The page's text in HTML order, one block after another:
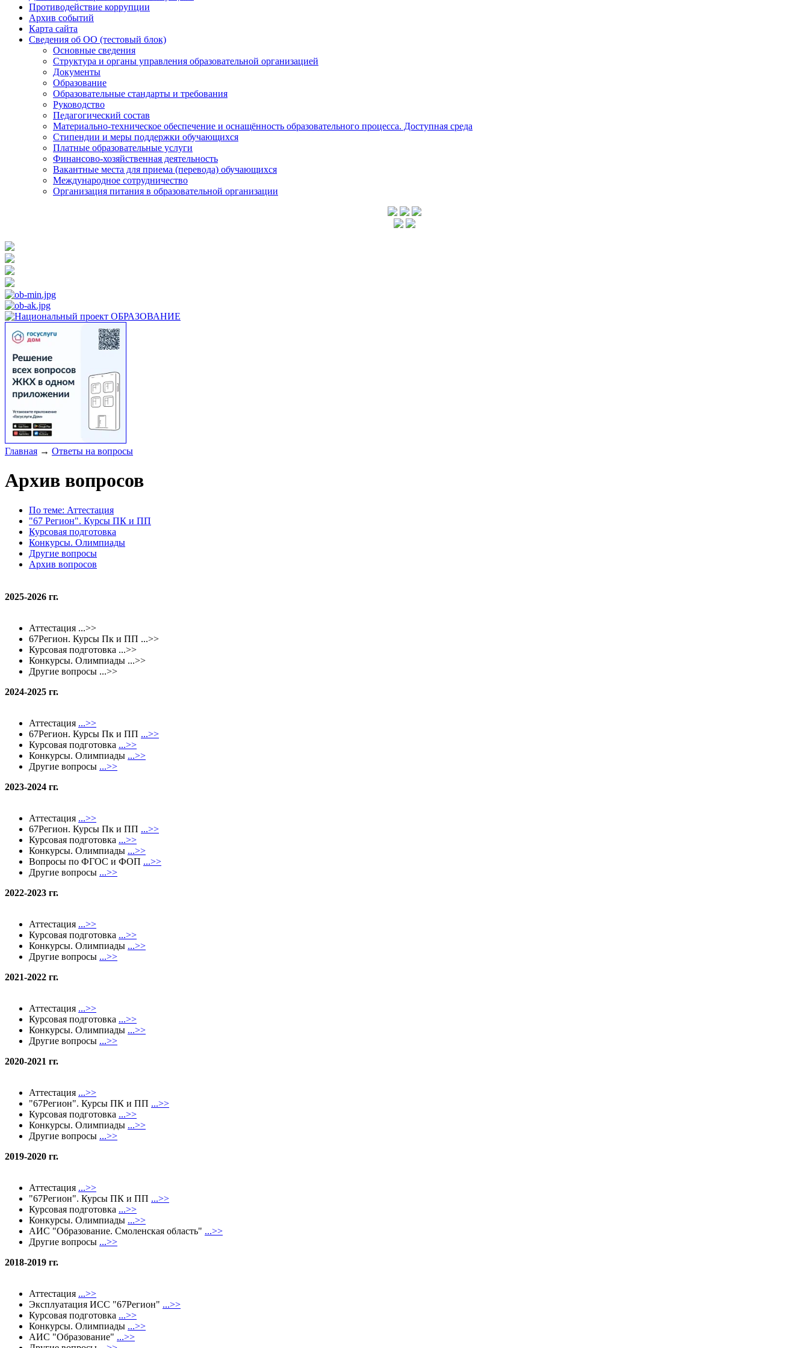
Противодействие коррупции
Архив событий
Карта сайта
Сведения об ОО (тестовый блок)
Основные сведения
Структура и органы управления образовательной организацией
Документы
Образование
Образовательные стандарты и требования
Руководство
Педагогический состав
Материально-техническое обеспечение и оснащённость образовательного процесса. Доступная среда
Стипендии и меры поддержки обучающихся
Платные образовательные услуги
Финансово-хозяйственная деятельность
Вакантные места для приема (перевода) обучающихся
Международное сотрудничество
Организация питания в образовательной организации
Главная → Ответы на вопросы
Архив вопросов
По теме: Аттестация
"67 Регион". Курсы ПК и ПП
Курсовая подготовка
Конкурсы. Олимпиады
Другие вопросы
Архив вопросов
2025-2026 гг.
Аттестация ...>>
67Регион. Курсы Пк и ПП ...>>
Курсовая подготовка ...>>
Конкурсы. Олимпиады ...>>
Другие вопросы ...>>
2024-2025 гг.
Аттестация ...>>
67Регион. Курсы Пк и ПП ...>>
Курсовая подготовка ...>>
Конкурсы. Олимпиады ...>>
Другие вопросы ...>>
2023-2024 гг.
Аттестация ...>>
67Регион. Курсы Пк и ПП ...>>
Курсовая подготовка ...>>
Конкурсы. Олимпиады ...>>
Вопросы по ФГОС и ФОП ...>>
Другие вопросы ...>>
2022-2023 гг.
Аттестация ...>>
Курсовая подготовка ...>>
Конкурсы. Олимпиады ...>>
Другие вопросы ...>>
2021-2022 гг.
Аттестация ...>>
Курсовая подготовка ...>>
Конкурсы. Олимпиады ...>>
Другие вопросы ...>>
2020-2021 гг.
Аттестация ...>>
"67Регион". Курсы ПК и ПП ...>>
Курсовая подготовка ...>>
Конкурсы. Олимпиады ...>>
Другие вопросы ...>>
2019-2020 гг.
Аттестация ...>>
"67Регион". Курсы ПК и ПП ...>>
Курсовая подготовка ...>>
Конкурсы. Олимпиады ...>>
АИС "Образование. Смоленская область" ...>>
Другие вопросы ...>>
2018-2019 гг.
Аттестация ...>>
Эксплуатация ИСС "67Регион" ...>>
Курсовая подготовка ...>>
Конкурсы. Олимпиады ...>>
АИС "Образование" ...>>